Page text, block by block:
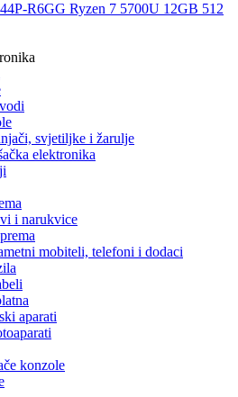
R6GG Ryzen 7 5700U 12GB 512
svjetiljke i žarulje
elektronika
i narukvice
mobiteli, telefoni i dodaci
aparati
konzole